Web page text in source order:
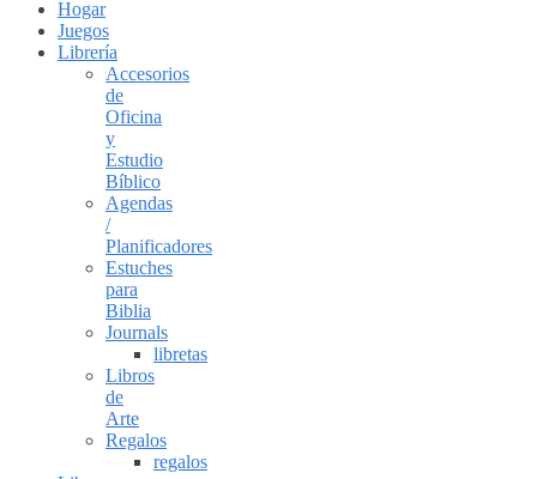
Hogar
Juegos
Librería
Accesorios
de
Oficina
y
Estudio
Bíblico
Agendas
/
Planificadores
Estuches
para
Biblia
Journals
libretas
Libros
de
Arte
Regalos
regalos